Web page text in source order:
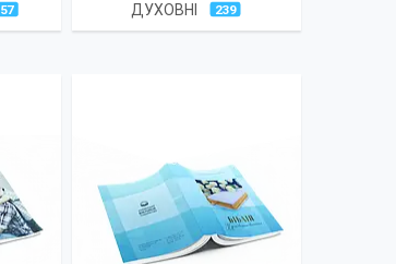
57 ДУХОВНІ 239